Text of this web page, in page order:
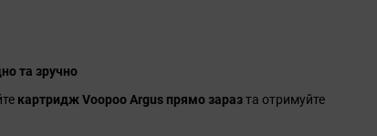
та зручно
картридж Voopoo Argus прямо заразта отримуйте